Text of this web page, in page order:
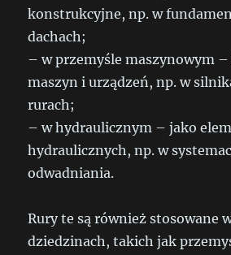
konstrukcyjne, np. w
dachach;
– w przemyśle maszynowym
maszyn i urządzeń, np. w
rurach;
– w hydraulicznym – jako
hydraulicznych, np. w
odwadniania.
Rury te są również stosowane
dziedzinach, takich jak